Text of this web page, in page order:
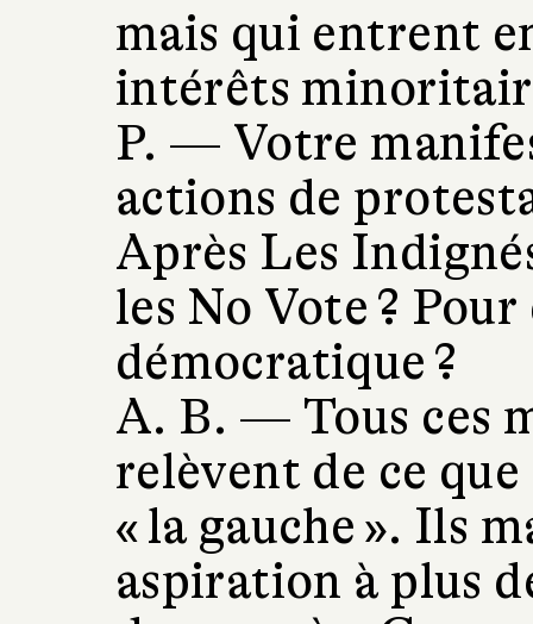
mais qui entrent
intérêts
P. — Votre
actions de
Après Les
les No Vote ?
démocratique ?
A. B. — Tous ces
relèvent de ce
« la gauche ». Ils
aspiration à plus